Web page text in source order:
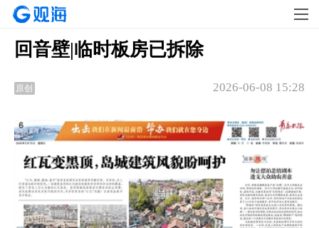
回音壁|临时板房已拆除
原创 2026-06-08 15:28